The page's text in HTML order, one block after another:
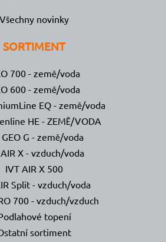
Všechny novinky
SORTIMENT
700 - země/voda
600 - země/voda
EQ - země/voda
HE - ZEMĚ/VODA
GEO G - země/voda
X - vzduch/voda
IVT AIR X 500
Split - vzduch/voda
700 - vzduch/vzduch
topení
sortiment